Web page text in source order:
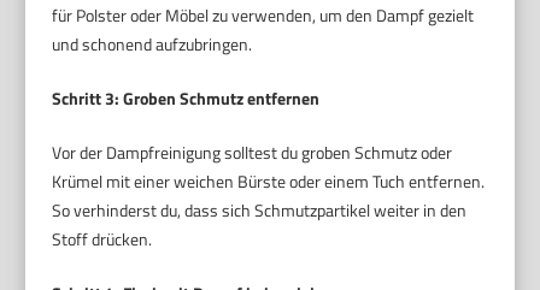
für Polster oder Möbel zu verwenden, um den Dampf gezielt
und schonend aufzubringen.
Schritt 3: Groben Schmutz entfernen
Vor der Dampfreinigung solltest du groben Schmutz oder
Krümel mit einer weichen Bürste oder einem Tuch entfernen.
So verhinderst du, dass sich Schmutzpartikel weiter in den
Stoff drücken.